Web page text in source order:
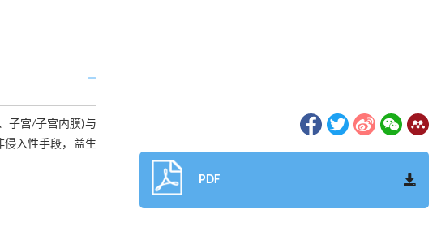
子宫/子宫内膜)与
侵入性手段，益生
PDF